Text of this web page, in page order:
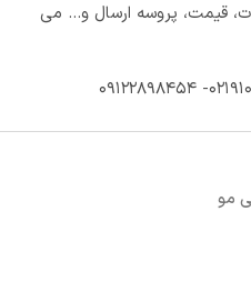
قیمت، پروسه ارسال و… می
مو